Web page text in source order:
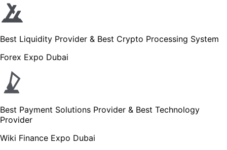
Best Liquidity Provider & Best Crypto Processing System
Forex Expo Dubai
Best Payment Solutions Provider & Best Technology
Provider
Wiki Finance Expo Dubai